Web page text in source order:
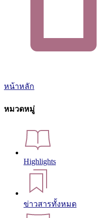
หน้าหลัก
หมวดหมู่
Highlights
ข่าวสารทั้งหมด